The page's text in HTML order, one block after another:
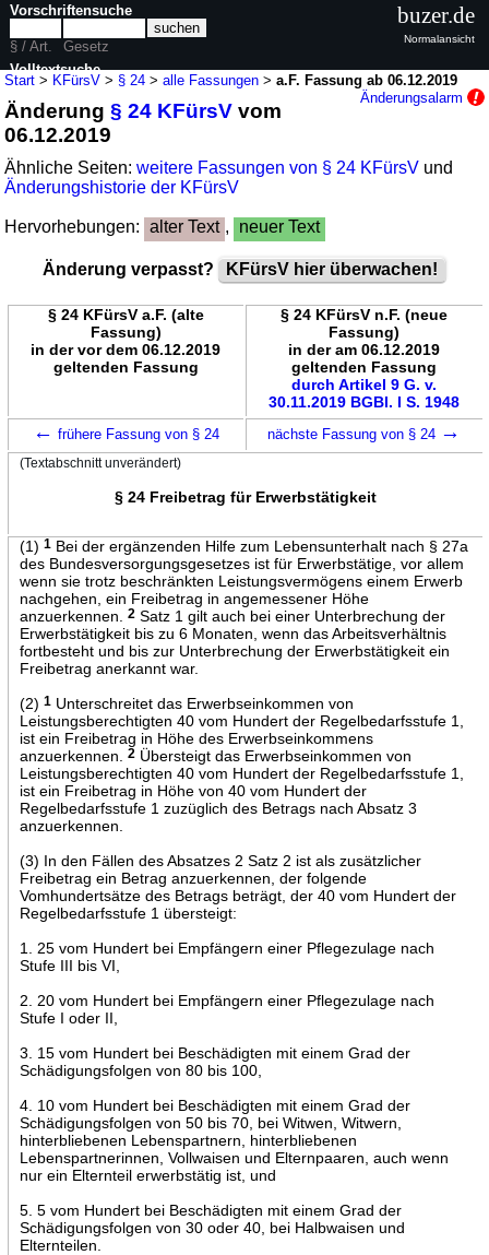
Start > KFürsV > § 24 >alle Fassungen >a.F. Fassung ab 06.12.2019
Änderungsalarm
Änderung§ 24 KFürsV vom
06.12.2019
Ähnliche Seiten:weitere Fassungen von § 24 KFürsV und
Änderungshistorie der KFürsV
Hervorhebungen: alter Text , neuer Text
Änderung verpasst? KFürsV hier überwachen!
§ 24 KFürsV a.F. (alte
Fassung)
in der vor dem 06.12.2019
geltenden Fassung
§ 24 KFürsV n.F. (neue
Fassung)
in der am 06.12.2019
geltenden Fassung
durch Artikel 9 G. v.
30.11.2019 BGBl. I S. 1948
← frühere Fassung von § 24 nächste Fassung von § 24 →
(Textabschnitt unverändert)
§ 24 Freibetrag für Erwerbstätigkeit
(1) 1Bei der ergänzenden Hilfe zum Lebensunterhalt nach § 27a
des Bundesversorgungsgesetzes ist für Erwerbstätige, vor allem
wenn sie trotz beschränkten Leistungsvermögens einem Erwerb
nachgehen, ein Freibetrag in angemessener Höhe
anzuerkennen.
2Satz 1 gilt auch bei einer Unterbrechung der
Erwerbstätigkeit bis zu 6 Monaten, wenn das Arbeitsverhältnis
fortbesteht und bis zur Unterbrechung der Erwerbstätigkeit ein
Freibetrag anerkannt war.
(2) 1Unterschreitet das Erwerbseinkommen von
Leistungsberechtigten 40 vom Hundert der Regelbedarfsstufe 1,
ist ein Freibetrag in Höhe des Erwerbseinkommens
anzuerkennen.
2Übersteigt das Erwerbseinkommen von
Leistungsberechtigten 40 vom Hundert der Regelbedarfsstufe 1,
ist ein Freibetrag in Höhe von 40 vom Hundert der
Regelbedarfsstufe 1 zuzüglich des Betrags nach Absatz 3
anzuerkennen.
(3) In den Fällen des Absatzes 2 Satz 2 ist als zusätzlicher
Freibetrag ein Betrag anzuerkennen, der folgende
Vomhundertsätze des Betrags beträgt, der 40 vom Hundert der
Regelbedarfsstufe 1 übersteigt:
1. 25 vom Hundert bei Empfängern einer Pflegezulage nach
Stufe III bis VI,
2. 20 vom Hundert bei Empfängern einer Pflegezulage nach
Stufe I oder II,
3. 15 vom Hundert bei Beschädigten mit einem Grad der
Schädigungsfolgen von 80 bis 100,
4. 10 vom Hundert bei Beschädigten mit einem Grad der
Schädigungsfolgen von 50 bis 70, bei Witwen, Witwern,
hinterbliebenen Lebenspartnern, hinterbliebenen
Lebenspartnerinnen, Vollwaisen und Elternpaaren, auch wenn
nur ein Elternteil erwerbstätig ist, und
5. 5 vom Hundert bei Beschädigten mit einem Grad der
Schädigungsfolgen von 30 oder 40, bei Halbwaisen und
Elternteilen.
Vorschriftensuche
§ / Art.
Gesetz
Volltextsuche
nur in KFürsV
buzer.de
Normalansicht